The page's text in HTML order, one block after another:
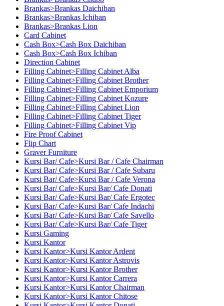
Brankas>Brankas Daichiban
Brankas>Brankas Ichiban
Brankas>Brankas Lion
Card Cabinet
Cash Box>Cash Box Daichiban
Cash Box>Cash Box Ichiban
Direction Cabinet
Filling Cabinet>Filling Cabinet Alba
Filling Cabinet>Filling Cabinet Brother
Filling Cabinet>Filling Cabinet Emporium
Filling Cabinet>Filling Cabinet Kozure
Filling Cabinet>Filling Cabinet Lion
Filling Cabinet>Filling Cabinet Tiger
Filling Cabinet>Filling Cabinet Vip
Fire Proof Cabinet
Flip Chart
Graver Furniture
Kursi Bar/ Cafe>Kursi Bar / Cafe Chairman
Kursi Bar/ Cafe>Kursi Bar / Cafe Subaru
Kursi Bar/ Cafe>Kursi Bar / Cafe Verona
Kursi Bar/ Cafe>Kursi Bar/ Cafe Donati
Kursi Bar/ Cafe>Kursi Bar/ Cafe Ergotec
Kursi Bar/ Cafe>Kursi Bar/ Cafe Indachi
Kursi Bar/ Cafe>Kursi Bar/ Cafe Savello
Kursi Bar/ Cafe>Kursi Bar/ Cafe Tiger
Kursi Gaming
Kursi Kantor
Kursi Kantor>Kursi Kantor Ardent
Kursi Kantor>Kursi Kantor Astrovis
Kursi Kantor>Kursi Kantor Brother
Kursi Kantor>Kursi Kantor Carrera
Kursi Kantor>Kursi Kantor Chairman
Kursi Kantor>Kursi Kantor Chitose